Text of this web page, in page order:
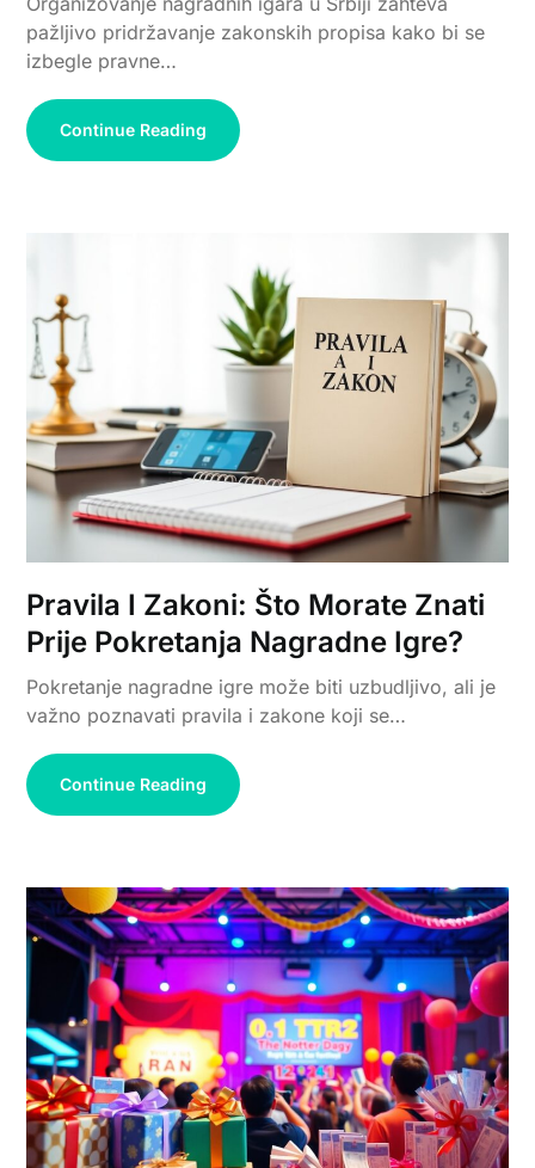
pažljivo pridržavanje zakonskih propisa kako bi se
izbegle pravne…
Continue Reading
Pravila I Zakoni: Što Morate Znati
Prije Pokretanja Nagradne Igre?
Pokretanje nagradne igre može biti uzbudljivo, ali je
važno poznavati pravila i zakone koji se…
Continue Reading